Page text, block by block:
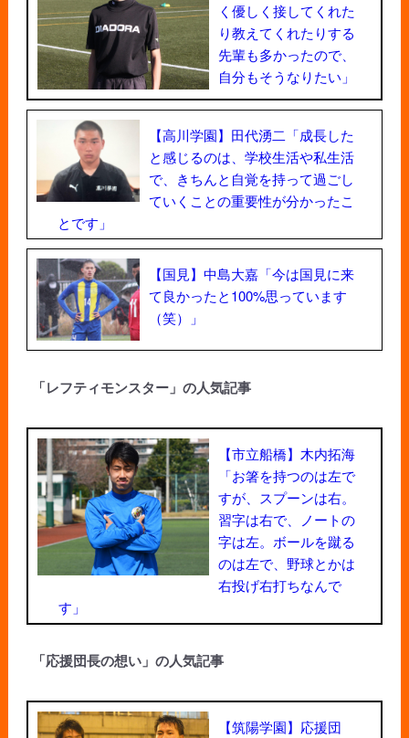
く優しく接してくれた
り教えてくれたりする
先輩も多かったので、
自分もそうなりたい」
【高川学園】田代湧二「成長した
と感じるのは、学校生活や私生活
で、きちんと自覚を持って過ごし
ていくことの重要性が分かったこ
とです」
【国見】中島大嘉「今は国見に来
て良かったと100%思っています
（笑）」
「レフティモンスター」の人気記事
【市立船橋】木内拓海
「お箸を持つのは左で
すが、スプーンは右。
習字は右で、ノートの
字は左。ボールを蹴る
のは左で、野球とかは
右投げ右打ちなんで
す」
「応援団長の想い」の人気記事
【筑陽学園】応援団